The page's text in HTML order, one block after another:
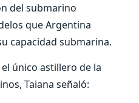
del submarino
que Argentina
capacidad submarina.
único astillero de la
Taiana señaló: